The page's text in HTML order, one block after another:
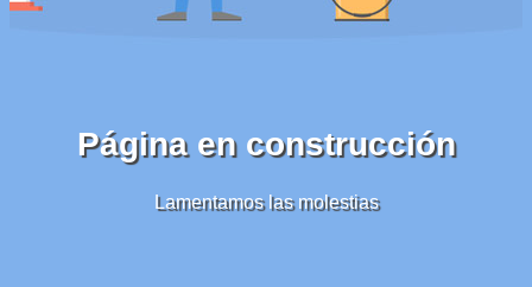
Página en construcción
Lamentamos las molestias